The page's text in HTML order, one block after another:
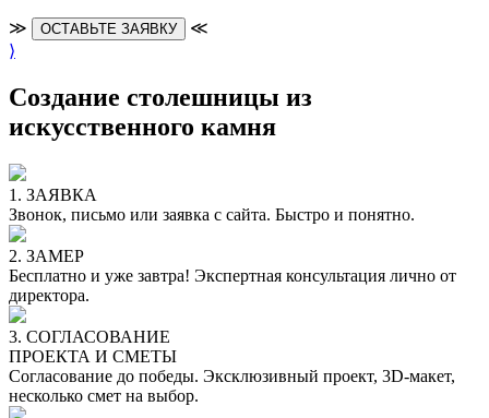
≫ ОСТАВЬТЕ ЗАЯВКУ
≪
⟩
Создание столешницы из
искусственного камня
1. ЗАЯВКА
Звонок, письмо или заявка с сайта. Быстро и понятно.
2. ЗАМЕР
Бесплатно и уже завтра! Экспертная консультация лично от
директора.
3. СОГЛАСОВАНИЕ
ПРОЕКТА И СМЕТЫ
Согласование до победы. Эксклюзивный проект, 3D-макет,
несколько смет на выбор.